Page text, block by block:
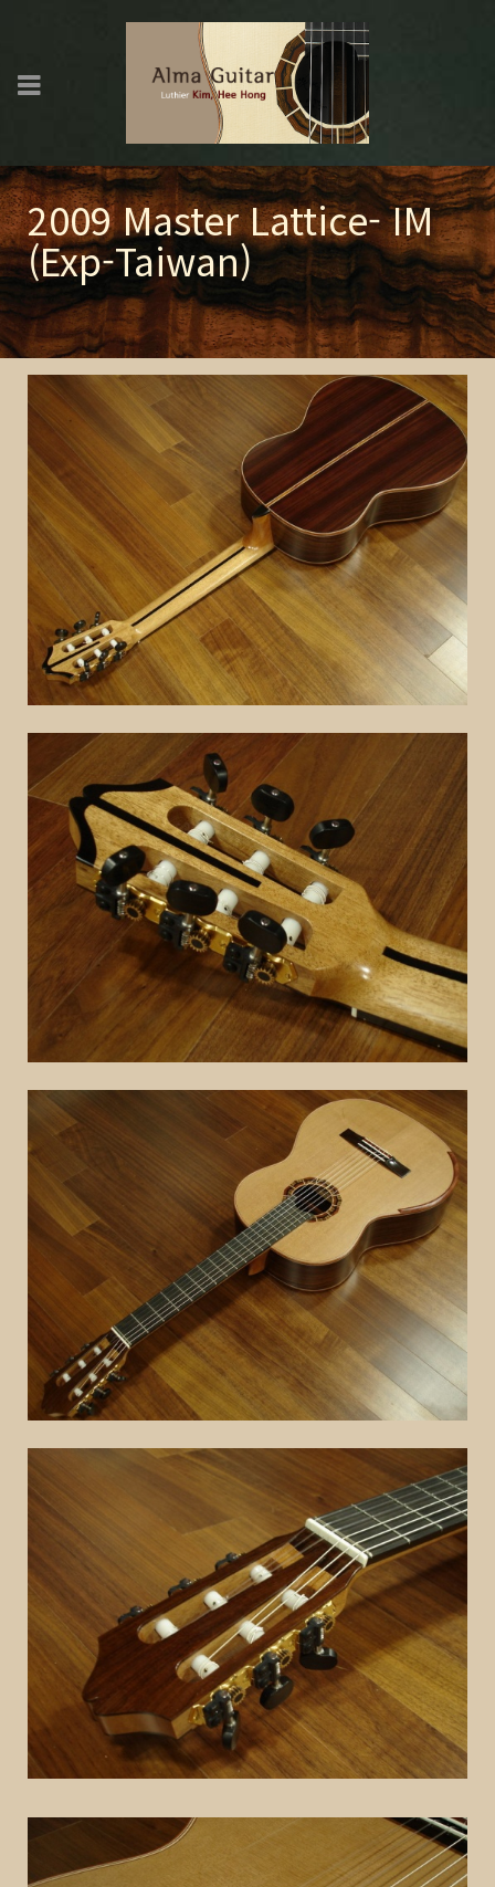
2009 Master Lattice- IM
(Exp-Taiwan)